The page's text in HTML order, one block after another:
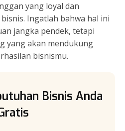
yang loyal dan
Ingatlah bahwa hal ini
jangka pendek, tetapi
yang akan mendukung
bisnismu.
Bisnis Anda